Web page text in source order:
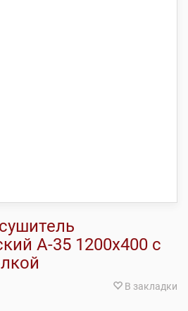
А-35 1200х400 с
В закладки